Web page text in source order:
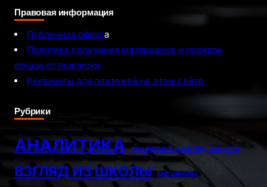
Правовая информация
Публичная оферта
Политика получения материалов и порядок
отказа от подписки
Реквизиты для платежей на этом сайте
Рубрики
АНАЛИТИКА АНАЛИТИКА И ВЗГЛЯД ИЗНУТРИ
ВЗГЛЯД ИЗ ШКОЛЫ ВНЕ ШКОЛЫ